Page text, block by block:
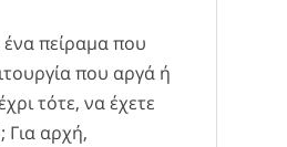
πείραμα που
που αργά ή
τότε, να έχετε
Για αρχή,